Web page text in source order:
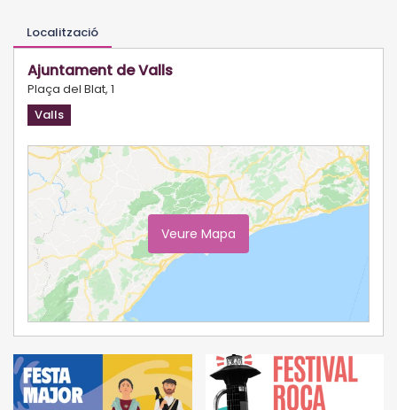
Localització
Ajuntament de Valls
Plaça del Blat, 1
Valls
Veure Mapa